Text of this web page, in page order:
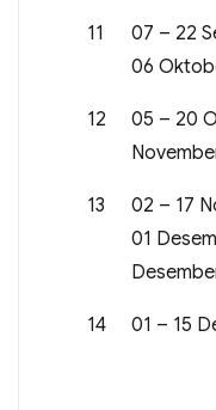
11
07 – 22
06
12
05 – 20
13
02 – 17
01
14 01 – 15